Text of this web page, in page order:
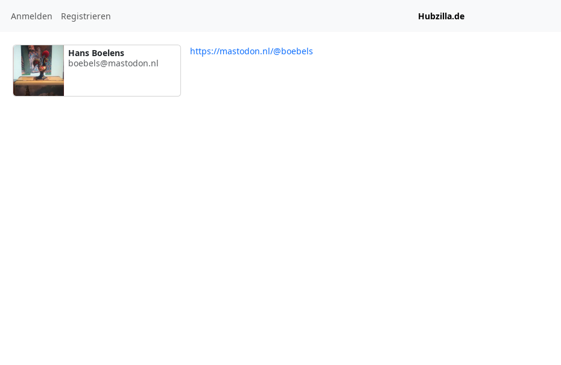
Anmelden Registrieren Hubzilla.de
Hans Boelens
boebels@mastodon.nl
https://mastodon.nl/@boebels